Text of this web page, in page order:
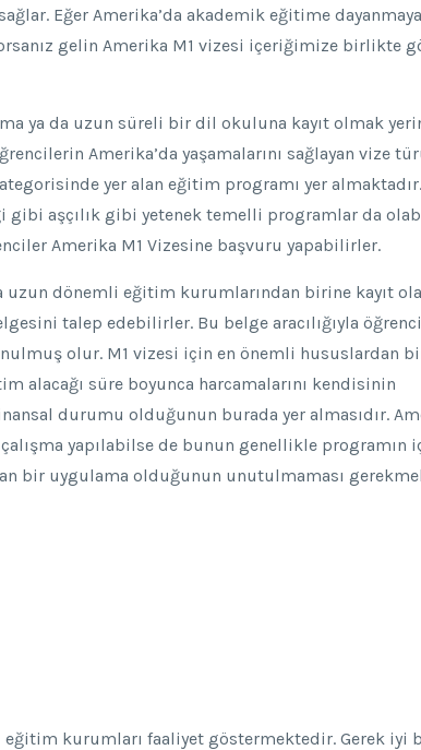
Eğer Amerika’da akademik eğitime
gelin Amerika M1 vizesi içeriğimize birlikte
ya da uzun süreli bir dil okuluna kayıt olmak
Amerika’da yaşamalarını sağlayan vize
yer alan eğitim programı yer
aşçılık gibi yetenek temelli programlar da
Amerika M1 Vizesine başvuru yapabilirler.
dönemli eğitim kurumlarından birine kayıt
talep edebilirler. Bu belge aracılığıyla
olur. M1 vizesi için en önemli hususlardan
alacağı süre boyunca harcamalarını kendisinin
durumu olduğunun burada yer almasıdır.
yapılabilse de bunun genellikle programın
bir uygulama olduğunun unutulmaması
eğitim kurumları faaliyet göstermektedir. Gerek iyi